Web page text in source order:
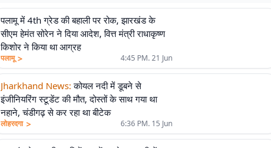
पलामू में 4th ग्रेड की बहाली पर रोक, झारखंड के
सीएम हेमंत सोरेन ने दिया आदेश, वित्त मंत्री राधाकृष्ण
किशोर ने किया था आग्रह
पलामू > 4:45 PM. 21 Jun
Jharkhand News: कोयल नदी में डूबने से
इंजीनियरिंग स्टूडेंट की मौत, दोस्तों के साथ गया था
नहाने, चंडीगढ़ से कर रहा था बीटेक
लोहरदगा > 6:36 PM. 15 Jun